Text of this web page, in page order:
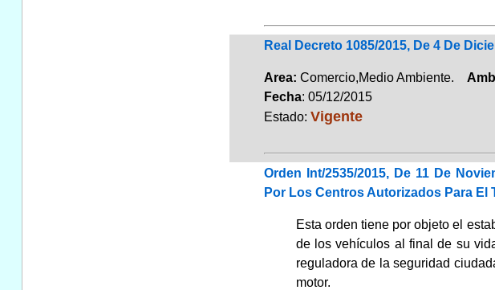
Real Decreto 1085/2015, De 4 De
Area: Comercio,Medio Ambiente.
Fecha: 05/12/2015
Estado: Vigente
Orden Int/2535/2015, De 11 De
Por Los Centros Autorizados Para El
Esta orden tiene por objeto el
de los vehículos al final de su
reguladora de la seguridad
motor.